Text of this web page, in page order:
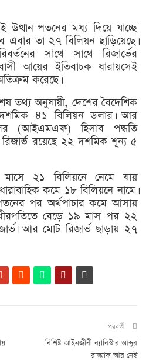
উত্থান-পতনের মধ্য দিয়ে যাচ্ছে
এবার তা ২৭ বিলিয়ন ছাড়িয়েছে।
সাথে সাথে রিজার্ভের
আয়ের ইতিবাচক ধারায়সেই
করেছে।
তথ্য অনুযায়ী, দেশের বৈদেশিক
৪১ বিলিয়ন ডলার। আর
(আইএমএফ) হিসাব পদ্ধতি
রয়েছে ২২ দশমিক শূন্য ৫
২১ বিলিয়নে নেমে যায়
কমে ১৮ বিলিয়নে নামে।
পর অর্থপাচার কমে আসায়
বেড়ে ১৯ মাস পর ২২
আর মোট রিজার্ভ ছাড়ায় ২৭
পরবর্তী
বিশিষ্ট আইনজীবী ব্যারিস্টার আব্দুর
রাজ্জাক আর নেই